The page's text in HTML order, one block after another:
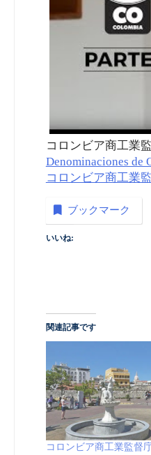
コロンビア商工業
Denominaciones de
コロンビア商工業
ブックマーク
いいね:
関連記事です
コロンビア商工業監督